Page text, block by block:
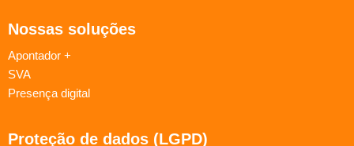
Nossas soluções
Apontador +
SVA
Presença digital
Proteção de dados (LGPD)